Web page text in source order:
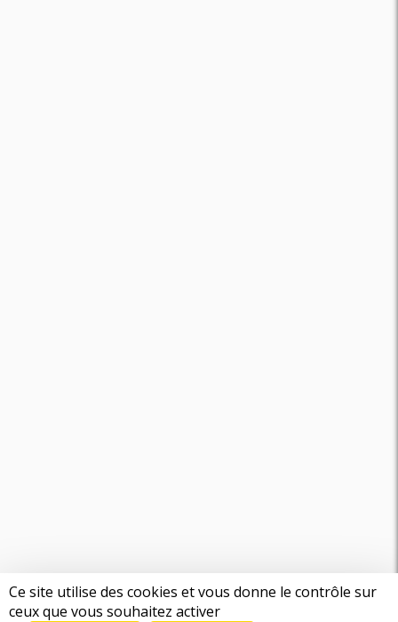
Ce site utilise des cookies et vous donne le contrôle sur
ceux que vous souhaitez activer